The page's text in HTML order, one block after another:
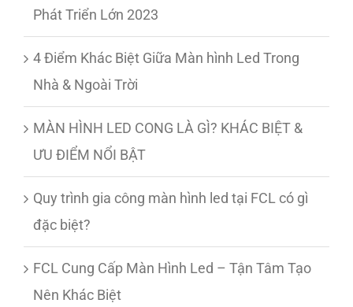
Phát Triển Lớn 2023
4 Điểm Khác Biệt Giữa Màn hình Led Trong
Nhà & Ngoài Trời
MÀN HÌNH LED CONG LÀ GÌ? KHÁC BIỆT &
ƯU ĐIỂM NỔI BẬT
Quy trình gia công màn hình led tại FCL có gì
đặc biệt?
FCL Cung Cấp Màn Hình Led – Tận Tâm Tạo
Nên Khác Biệt